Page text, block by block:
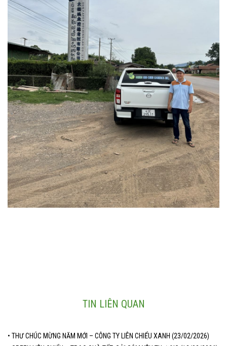
TIN LIÊN QUAN
• THƯ CHÚC MỪNG NĂM MỚI – CÔNG TY LIÊN CHIỂU XANH (23/02/2026)